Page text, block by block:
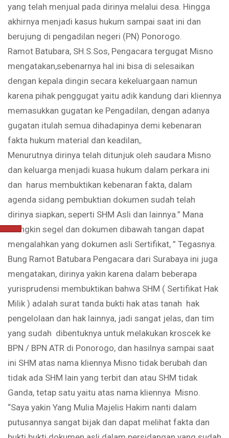
yang telah menjual pada dirinya melalui desa. Hingga
akhirnya menjadi kasus hukum sampai saat ini dan
berujung di pengadilan negeri (PN) Ponorogo.
Ramot Batubara, SH.S.Sos, Pengacara tergugat Misno
mengatakan,sebenarnya hal ini bisa di selesaikan
dengan kepala dingin secara kekeluargaan namun
karena pihak penggugat yaitu adik kandung dari kliennya
memasukkan gugatan ke Pengadilan, dengan adanya
gugatan itulah semua dihadapinya demi kebenaran
fakta hukum material dan keadilan,.
Menurutnya dirinya telah ditunjuk oleh saudara Misno
dan keluarga menjadi kuasa hukum dalam perkara ini
dan harus membuktikan kebenaran fakta, dalam
agenda sidang pembuktian dokumen sudah telah
dirinya siapkan, seperti SHM Asli dan lainnya.” Mana
mungkin segel dan dokumen dibawah tangan dapat
mengalahkan yang dokumen asli Sertifikat, ” Tegasnya.
Bung Ramot Batubara Pengacara dari Surabaya ini juga
mengatakan, dirinya yakin karena dalam beberapa
yurisprudensi membuktikan bahwa SHM ( Sertifikat Hak
Milik ) adalah surat tanda bukti hak atas tanah hak
pengelolaan dan hak lainnya, jadi sangat jelas, dan tim
yang sudah dibentuknya untuk melakukan kroscek ke
BPN / BPN ATR di Ponorogo, dan hasilnya sampai saat
ini SHM atas nama kliennya Misno tidak berubah dan
tidak ada SHM lain yang terbit dan atau SHM tidak
Ganda, tetap satu yaitu atas nama kliennya Misno.
“Saya yakin Yang Mulia Majelis Hakim nanti dalam
putusannya sangat bijak dan dapat melihat fakta dan